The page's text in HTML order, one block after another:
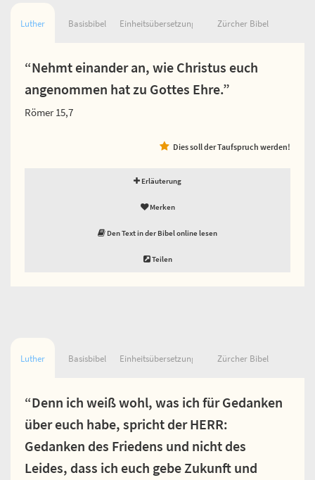
Luther Basisbibel Einheitsübersetzung Zürcher Bibel
“Nehmt einander an, wie Christus euch
angenommen hat zu Gottes Ehre.”
Römer 15,7
Dies soll der Taufspruch werden!
Erläuterung
Merken
Den Text in der Bibel online lesen
Teilen
Luther Basisbibel Einheitsübersetzung Zürcher Bibel
“Denn ich weiß wohl, was ich für Gedanken
über euch habe, spricht der HERR:
Gedanken des Friedens und nicht des
Leides, dass ich euch gebe Zukunft und